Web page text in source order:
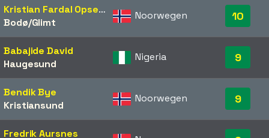
Kristian Fardal Opseth
Bodø/Glimt
Noorwegen 10
Babajide David
Haugesund
Nigeria 9
Bendik Bye
Kristiansund
Noorwegen 9
Fredrik Aursnes